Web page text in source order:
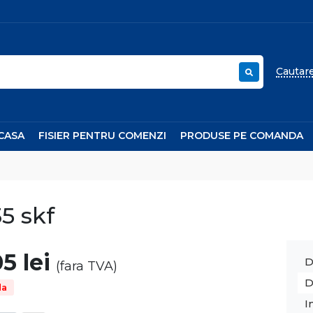
H: h:
FISIER PENTRU COMENZI PRODUSE PE COMANDA
skf
lei (fara TVA)